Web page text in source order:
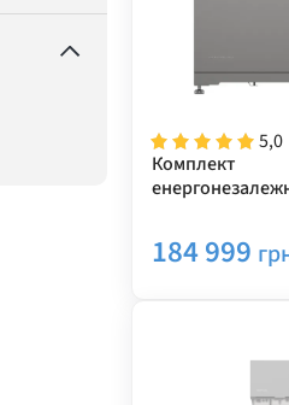
5,0
Комплект
(однофазний
184 999